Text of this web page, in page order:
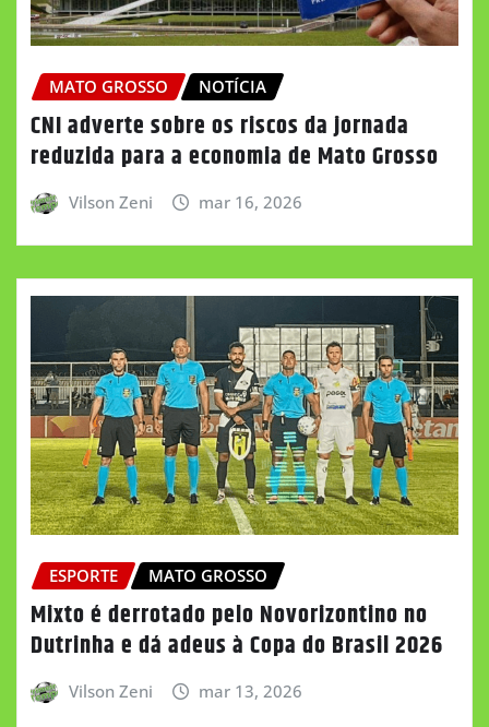
MATO GROSSO NOTÍCIA
CNI adverte sobre os riscos da jornada
reduzida para a economia de Mato Grosso
Vilson Zeni mar 16, 2026
ESPORTE MATO GROSSO
Mixto é derrotado pelo Novorizontino no
Dutrinha e dá adeus à Copa do Brasil 2026
Vilson Zeni mar 13, 2026